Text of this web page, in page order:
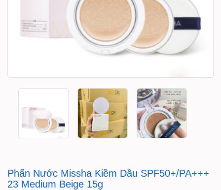
Phấn Nước Missha Kiềm Dầu SPF50+/PA+++
23 Medium Beige 15g